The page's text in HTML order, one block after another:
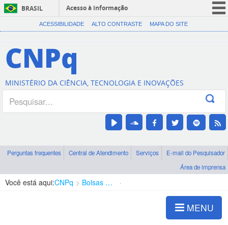
BRASIL
Acesso à informação
CORONAVÍRUS (COVID-19)
Canais
ACESSIBILIDADE ALTO CONTRASTE MAPA DO SITE
CNPq
MINISTÉRIO DA CIÊNCIA, TECNOLOGIA E INOVAÇÕES
Perguntas frequentes Central de Atendimento Serviços
E-mail do Pesquisador
Área de imprensa
Você está aqui:CNPq Bolsas e Auxílios Vigentes
MENU